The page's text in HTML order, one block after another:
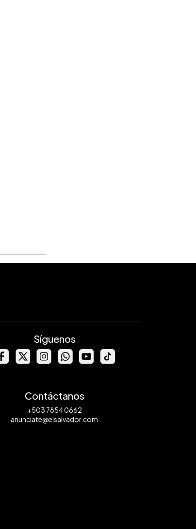
Síguenos
Contáctanos
+503 7854 0662
anunciate@elsalvador.com